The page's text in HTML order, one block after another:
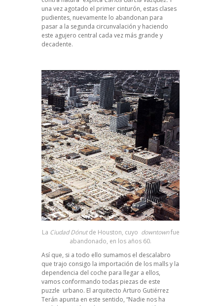
una vez agotado el primer cinturón, estas clases
pudientes, nuevamente lo abandonan para
pasar a la segunda circunvalación y haciendo
este agujero central cada vez más grande y
decadente.
La Ciudad Dónutde Houston, cuyo downtownfue
abandonado, en los años 60.
Así que, si a todo ello sumamos el descalabro
que trajo consigo la importación de los malls y la
dependencia del coche para llegar a ellos,
vamos conformando todas piezas de este
puzzle urbano. El arquitecto Arturo Gutiérrez
Terán apunta en este sentido, “Nadie nos ha